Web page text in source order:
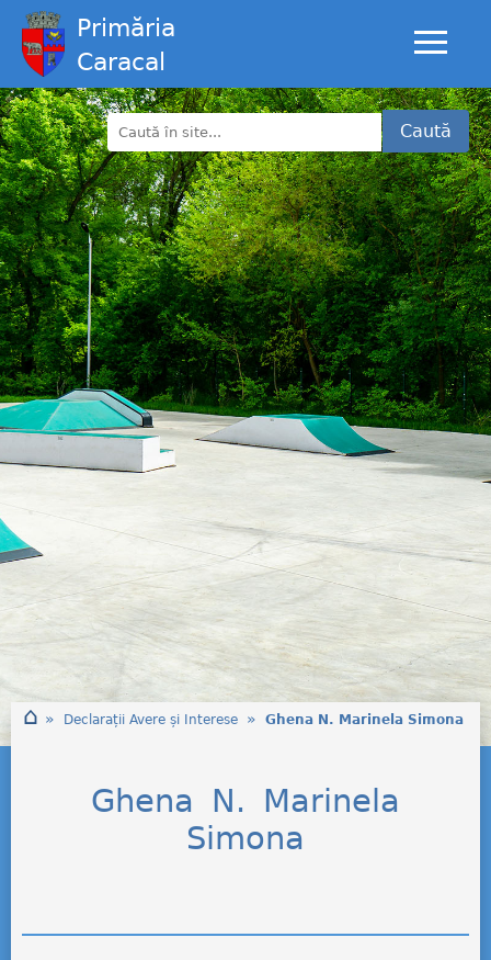
Primăria
Caracal
Caută
⌂ » Declarații Avere și Interese » Ghena N. Marinela Simona
Ghena N. Marinela
Simona